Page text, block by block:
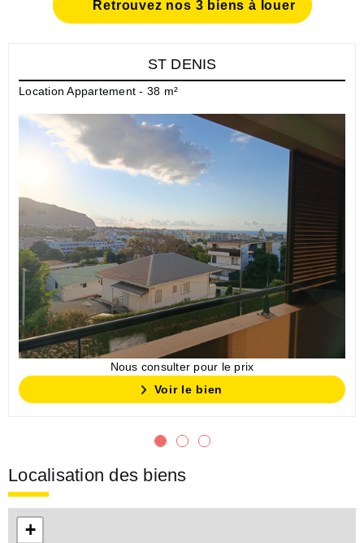
Retrouvez nos 3 biens à louer
ST DENIS
Location Appartement - 38 m²
Nous consulter pour le prix
Voir le bien
Localisation des biens
+